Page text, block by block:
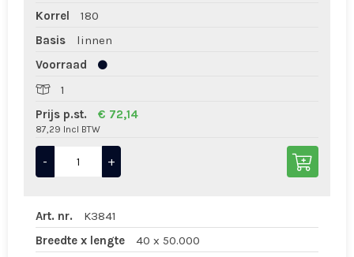
Korrel
180
Basis
linnen
Voorraad
1
Prijs p.st.
€ 72,14
87,29 Incl BTW
- +
Art. nr.
K3841
Breedte x lengte
40 x 50.000